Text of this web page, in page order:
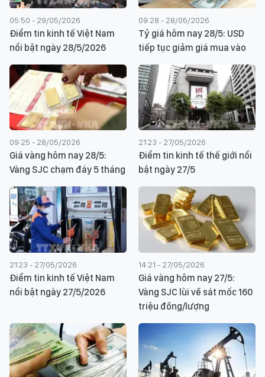
05:50 - 29/05/2026
Điểm tin kinh tế Việt Nam
nổi bật ngày 28/5/2026
09:28 - 28/05/2026
Tỷ giá hôm nay 28/5: USD
tiếp tục giảm giá mua vào
09:25 - 28/05/2026
Giá vàng hôm nay 28/5:
Vàng SJC chạm đáy 5 tháng
21:23 - 27/05/2026
Điểm tin kinh tế thế giới nổi
bật ngày 27/5
21:23 - 27/05/2026
Điểm tin kinh tế Việt Nam
nổi bật ngày 27/5/2026
14:21 - 27/05/2026
Giá vàng hôm nay 27/5:
Vàng SJC lùi về sát mốc 160
triệu đồng/lượng